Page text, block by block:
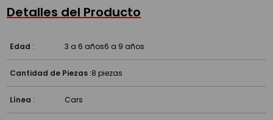
Detalles del Producto
Edad : 3 a 6 años6 a 9 años
Cantidad de Piezas :8 piezas
Línea : Cars